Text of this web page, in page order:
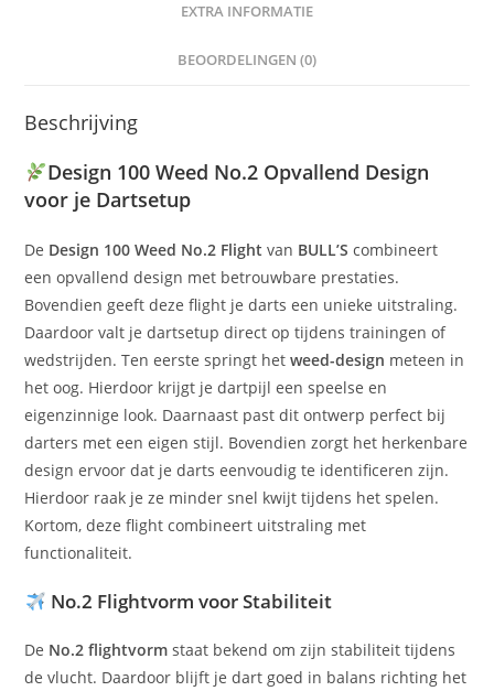
EXTRA INFORMATIE
BEOORDELINGEN (0)
Beschrijving
Design 100 Weed No.2 Opvallend Design
voor je Dartsetup
De Design 100 Weed No.2 Flight van BULL’S combineert
een opvallend design met betrouwbare prestaties.
Bovendien geeft deze flight je darts een unieke uitstraling.
Daardoor valt je dartsetup direct op tijdens trainingen of
wedstrijden. Ten eerste springt hetweed-design meteen in
het oog. Hierdoor krijgt je dartpijl een speelse en
eigenzinnige look. Daarnaast past dit ontwerp perfect bij
darters met een eigen stijl. Bovendien zorgt het herkenbare
design ervoor dat je darts eenvoudig te identificeren zijn.
Hierdoor raak je ze minder snel kwijt tijdens het spelen.
Kortom, deze flight combineert uitstraling met
functionaliteit.
No.2 Flightvorm voor Stabiliteit
De No.2 flightvorm staat bekend om zijn stabiliteit tijdens
de vlucht. Daardoor blijft je dart goed in balans richting het